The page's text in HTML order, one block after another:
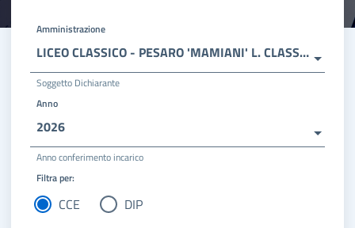
Amministrazione
LICEO CLASSICO - PESARO 'MAMIANI' L. CLASSICO
Soggetto Dichiarante
Anno
2026
Anno conferimento incarico
Filtra per:
CCE DIP